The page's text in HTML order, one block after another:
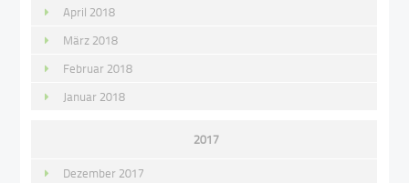
April 2018
März 2018
Februar 2018
Januar 2018
2017
Dezember 2017